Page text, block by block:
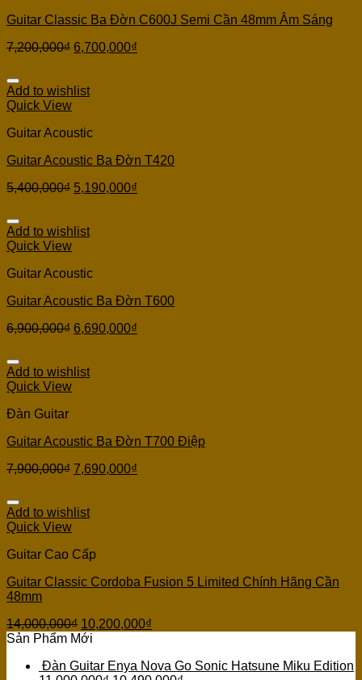
Guitar Classic Ba Đờn C600J Semi Cần 48mm Âm Sáng
7,200,000₫ 6,700,000₫
Add to wishlist
Quick View
Guitar Acoustic
Guitar Acoustic Ba Đờn T420
5,400,000₫ 5,190,000₫
Add to wishlist
Quick View
Guitar Acoustic
Guitar Acoustic Ba Đờn T600
6,900,000₫ 6,690,000₫
Add to wishlist
Quick View
Đàn Guitar
Guitar Acoustic Ba Đờn T700 Điệp
7,900,000₫ 7,690,000₫
Add to wishlist
Quick View
Guitar Cao Cấp
Guitar Classic Cordoba Fusion 5 Limited Chính Hãng Cần
48mm
14,000,000₫ 10,200,000₫
Sản Phẩm Mới
Đàn Guitar Enya Nova Go Sonic Hatsune Miku Edition